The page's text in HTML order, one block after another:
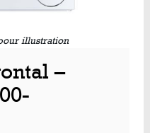
illustration
–